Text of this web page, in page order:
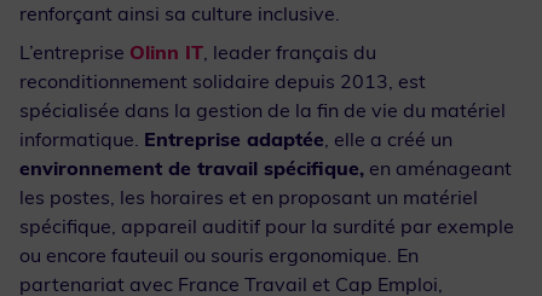
renforçant ainsi sa culture inclusive.
L’entreprise Olinn IT, leader français du
reconditionnement solidaire depuis 2013, est
spécialisée dans la gestion de la fin de vie du matériel
informatique. Entreprise adaptée, elle a créé un
environnement de travail spécifique, en aménageant
les postes, les horaires et en proposant un matériel
spécifique, appareil auditif pour la surdité par exemple
ou encore fauteuil ou souris ergonomique. En
partenariat avec France Travail et Cap Emploi,